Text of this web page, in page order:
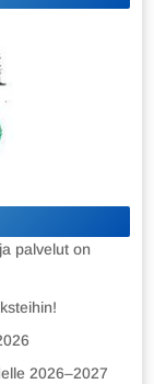
palvelut on
2026–2027